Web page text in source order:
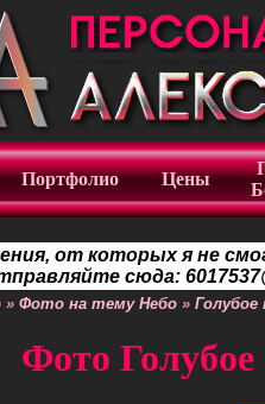
Портфолио Цены
от которых я не
сюда:
» Фото на тему Небо » Голубое
Фото Голубое